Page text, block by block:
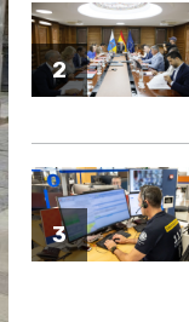
2
3